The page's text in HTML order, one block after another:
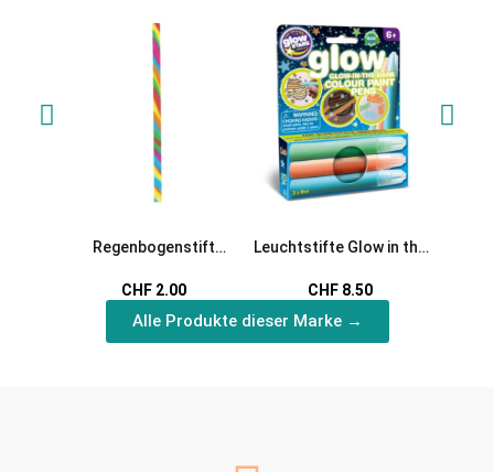
Regenbogenstift
Stiftmine
CHF 2.00
Leuchtstifte Glow in the
CHF 8.50
Alle Produkte dieser Marke →